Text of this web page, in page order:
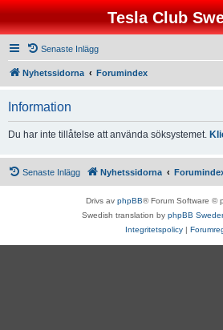
Tesla Club
Senaste Inlägg
Nyhetssidorna Forumindex
Information
Du har inte tillåtelse att använda söksystemet.
Senaste Inlägg Nyhetssidorna
Drivs av phpBB® Forum Software ©
Swedish translation by phpBB
Integritetspolicy |